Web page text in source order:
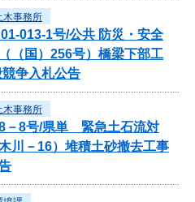
木事務所
013-1号/公共 防災・安全
（国）256号）橋梁下部工
競争入札公告
木事務所
8－8号/県単 緊急土石流対
川－16）堆積土砂撤去工事